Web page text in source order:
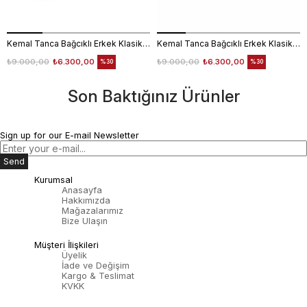
Kemal Tanca Bağcıklı Erkek Klasik Ayakkabı 700
₺6.300,00
₺9.000,00 %30
Kemal Tanca Bağcıklı Erkek Klasik Ayakkabı 700
₺6.300,00
₺9.000,00 %30
Son Baktığınız Ürünler
Sign up for our E-mail Newsletter
Send
Kurumsal
Anasayfa
Hakkımızda
Mağazalarımız
Bize Ulaşın
Müşteri İlişkileri
Üyelik
İade ve Değişim
Kargo & Teslimat
KVKK